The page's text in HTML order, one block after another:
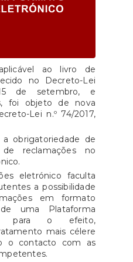
ao livro de
no Decreto-Lei
de setembro, e
foi objeto de nova
Lei n.º 74/2017,
obrigatoriedade de
reclamações no
eletrónico faculta
a possibilidade
em formato
uma Plataforma
para o efeito,
mais célere
o contacto com as